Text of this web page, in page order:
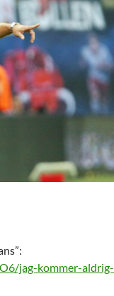
jag-kommer-aldrig-